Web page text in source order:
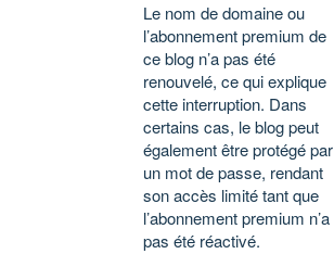
Le nom de domaine ou
l’abonnement premium de
ce blog n’a pas été
renouvelé, ce qui explique
cette interruption. Dans
certains cas, le blog peut
également être protégé par
un mot de passe, rendant
son accès limité tant que
l’abonnement premium n’a
pas été réactivé.